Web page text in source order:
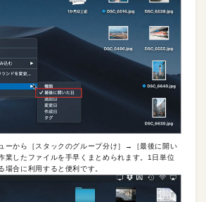
ーから［スタックのグループ分け］→［最後に開い
業したファイルを手早くまとめられます。1日単位
場合に利用すると便利です。